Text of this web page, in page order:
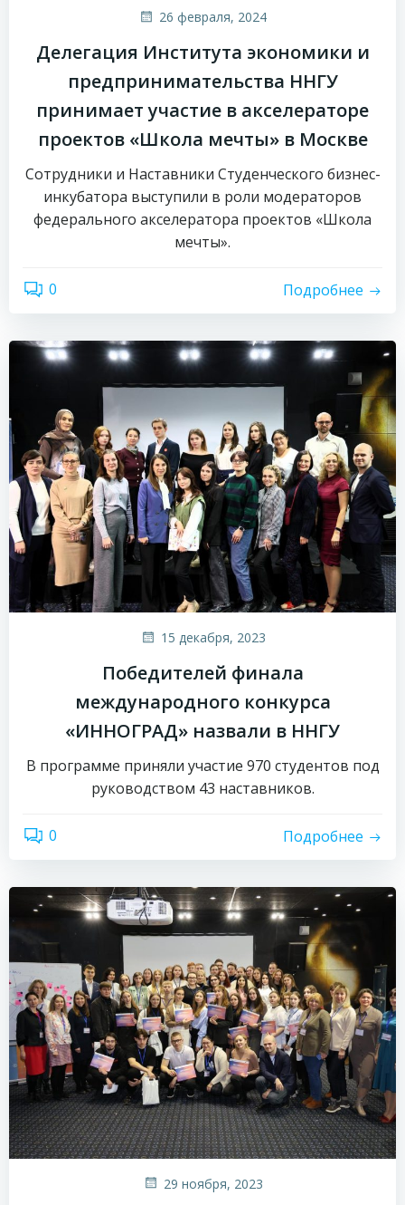
26 февраля, 2024
Делегация Института экономики и
предпринимательства ННГУ
принимает участие в акселераторе
проектов «Школа мечты» в Москве
Сотрудники и Наставники Студенческого бизнес-
инкубатора выступили в роли модераторов
федерального акселератора проектов «Школа
мечты».
0 Подробнее
15 декабря, 2023
Победителей финала
международного конкурса
«ИННОГРАД» назвали в ННГУ
В программе приняли участие 970 студентов под
руководством 43 наставников.
0 Подробнее
29 ноября, 2023